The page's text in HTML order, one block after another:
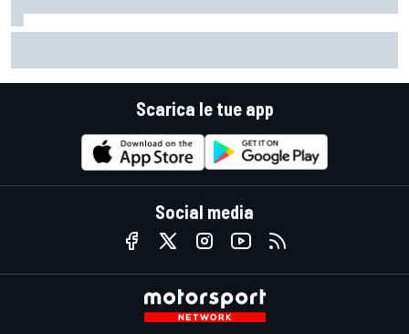
Scarica le tue app
Social media